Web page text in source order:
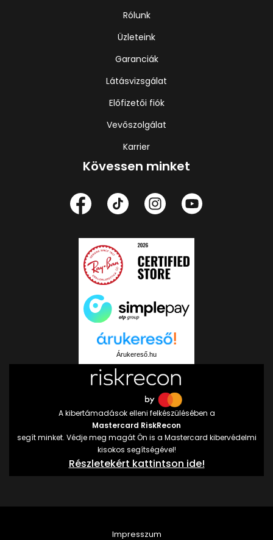
Rólunk
Üzleteink
Garanciák
Látásvizsgálat
Előfizetői fiók
Vevőszolgálat
Karrier
Kövessen minket
Árukereső.hu
A kibertámadások elleni felkészülésében a
Mastercard RiskRecon
segít minket. Védje meg magát Ön is a Mastercard kibervédelmi
kisokos segítségével!
Részletekért kattintson ide!
Impresszum